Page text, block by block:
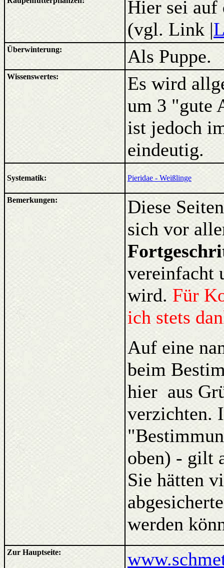
Hier sei auf
(vgl. Link |
Überwinterung: Als Puppe.
Wissenswertes:
Es wird
um 3 "gute
ist jedoch
eindeutig.
Systematik: Pieridae - Weißlinge
Bemerkungen:
Diese
sich vor
vereinfacht
wird. Für
ich stets
Auf eine
beim
hier aus
verzichten.
oben) - gilt
Sie hätten
werden
Zur Hauptseite: